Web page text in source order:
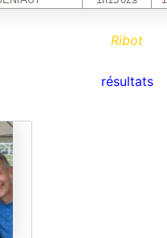
Ribot
résultats